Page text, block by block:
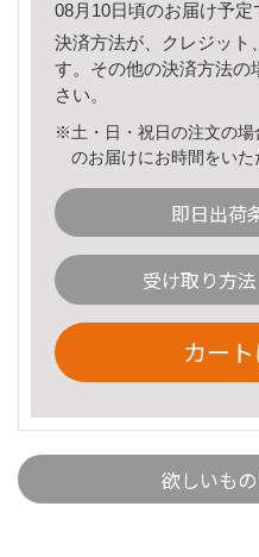
08月10日頃のお届け予定
決済方法が、クレジット
す。その他の決済方法の
さい。
※土・日・祝日の注文の場
のお届けにお時間をいた
即日出荷
受け取り方
カー
欲しいも